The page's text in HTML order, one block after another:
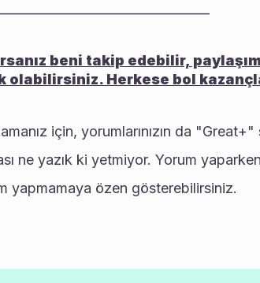
beni takip edebilir,
olabilirsiniz. Herkese bol
için, yorumlarınızın da "Great+"
ne yazık ki yetmiyor. Yorum
yapmamaya özen gösterebilirsiniz.